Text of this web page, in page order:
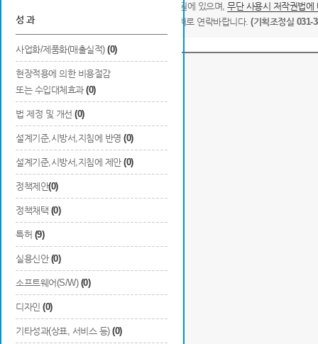
성 과
사업화/제품화(매출실적) (0)
현장적용에 의한 비용절감
또는 수입대체효과 (0)
법 제정 및 개선 (0)
설계기준,시방서,지침에 반영 (0)
설계기준,시방서,지침에 제안 (0)
정책제안(0)
정책채택 (0)
특허 (9)
실용신안 (0)
소프트웨어(S/W) (0)
디자인 (0)
기타성과(상표, 서비스 등) (0)
* 본 영상물의 저작권은 국토교통과학기술진흥원에 있으며, 무단 사용시 저작권법에
영상물의 사용을 원하시는 분은 아래의 연락처로 연락바랍니다. (기획조정실 031-